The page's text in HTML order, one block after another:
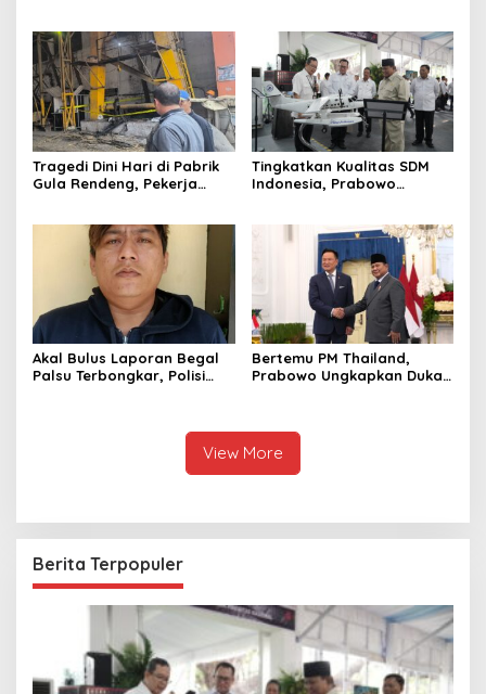
Tragedi Dini Hari di Pabrik
Gula Rendeng, Pekerja
Tingkatkan Kualitas SDM
Indonesia, Prabowo
Terbaik Dunia
Akal Bulus Laporan Begal
Palsu Terbongkar, Polisi
Bertemu PM Thailand,
Prabowo Ungkapkan Duka
View More
Berita Terpopuler